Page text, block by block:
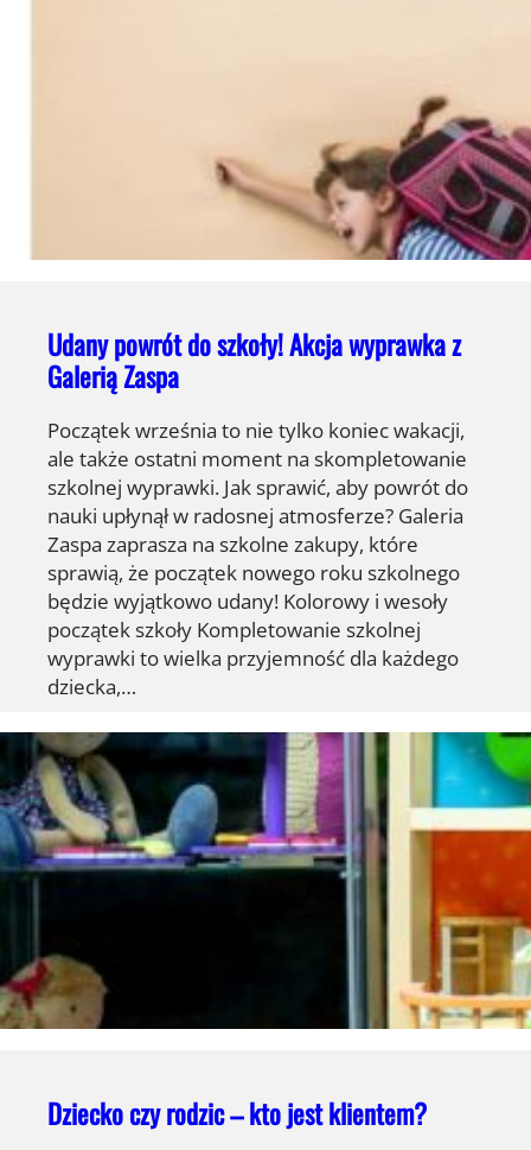
Udany powrót do szkoły! Akcja wyprawka z
Galerią Zaspa
Początek września to nie tylko koniec wakacji,
ale także ostatni moment na skompletowanie
szkolnej wyprawki. Jak sprawić, aby powrót do
nauki upłynął w radosnej atmosferze? Galeria
Zaspa zaprasza na szkolne zakupy, które
sprawią, że początek nowego roku szkolnego
będzie wyjątkowo udany! Kolorowy i wesoły
początek szkoły Kompletowanie szkolnej
wyprawki to wielka przyjemność dla każdego
dziecka,…
Dziecko czy rodzic – kto jest klientem?